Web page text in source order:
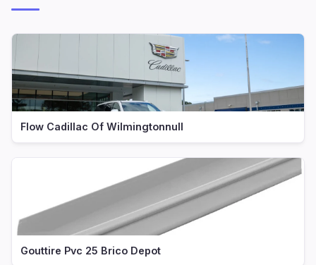
Flow Cadillac Of Wilmingtonnull
Gouttire Pvc 25 Brico Depot